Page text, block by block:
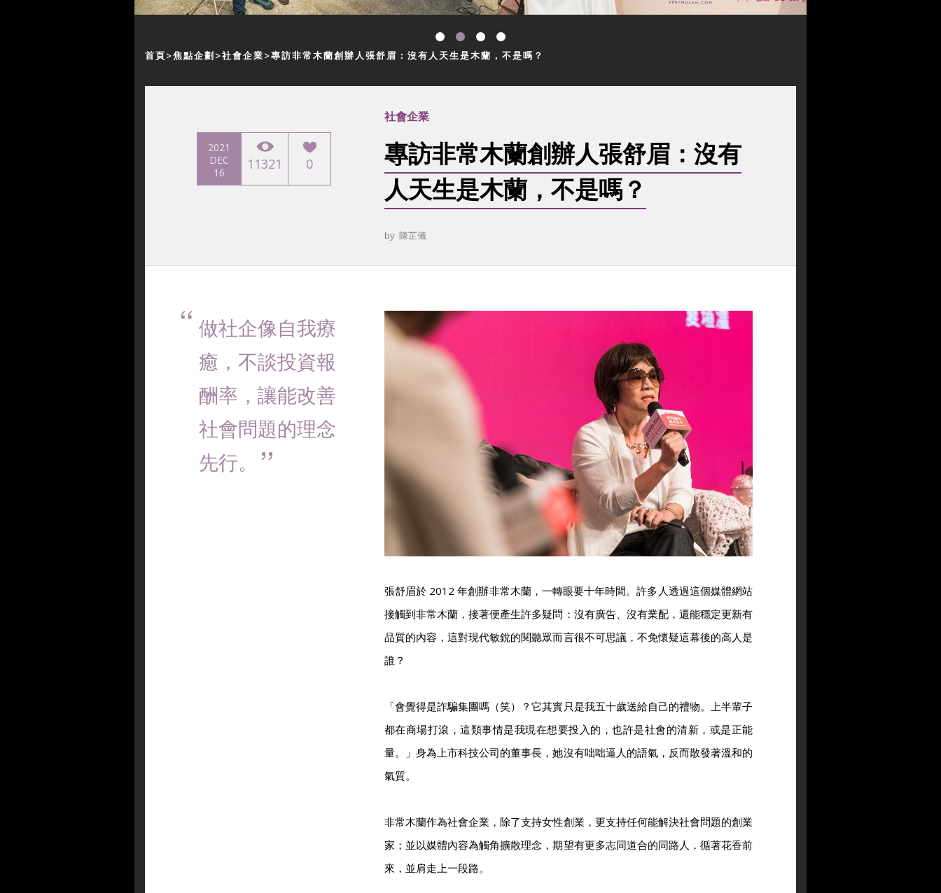
首頁 焦點企劃 社會企業 專訪非常木蘭創辦人張舒眉：沒有人天生是木蘭，不是嗎？
2021
DEC
16
11321 0
社會企業
專訪非常木蘭創辦人張舒眉：沒有
人天生是木蘭，不是嗎？
by 陳芷儀
做社企像自我療
癒，不談投資報
酬率，讓能改善
社會問題的理念
先行。
張舒眉於 2012 年創辦非常木蘭，一轉眼要十年時間。許多人透過這個媒體網站
接觸到非常木蘭，接著便產生許多疑問：沒有廣告、沒有業配，還能穩定更新有
品質的內容，這對現代敏銳的閱聽眾而言很不可思議，不免懷疑這幕後的高人是
誰？
「會覺得是詐騙集團嗎（笑）？它其實只是我五十歲送給自己的禮物。上半輩子
都在商場打滾，這類事情是我現在想要投入的，也許是社會的清新，或是正能
量。」身為上市科技公司的董事長，她沒有咄咄逼人的語氣，反而散發著溫和的
氣質。
非常木蘭作為社會企業，除了支持女性創業，更支持任何能解決社會問題的創業
家；並以媒體內容為觸角擴散理念，期望有更多志同道合的同路人，循著花香前
來，並肩走上一段路。